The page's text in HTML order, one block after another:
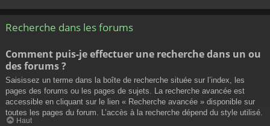
Recherche dans les forums
Comment puis-je effectuer une recherche dans un ou
des forums ?
Saisissez un terme dans la boîte de recherche située sur l’index, les
pages des forums ou les pages de sujets. La recherche avancée est
accessible en cliquant sur le lien « Recherche avancée » disponible sur
toutes les pages du forum. L’accès à la recherche dépend du style utilisé.
Haut